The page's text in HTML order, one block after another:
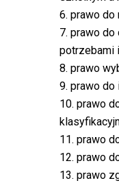
6. prawo do
7. prawo
potrzebami
8. prawo
9. prawo
10. prawo
11. prawo
12. prawo
13. prawo